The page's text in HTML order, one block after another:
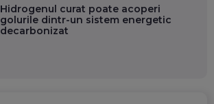
Hidrogenul curat poate acoperi
golurile dintr-un sistem energetic
decarbonizat